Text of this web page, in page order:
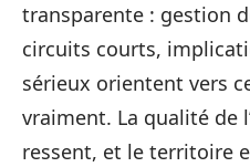
transparente : gestion
circuits courts,
sérieux orientent vers
vraiment. La qualité de
ressent, et le territoire